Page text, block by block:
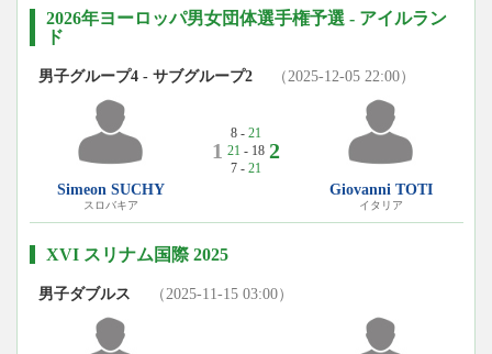
2026年ヨーロッパ男女団体選手権予選 - アイルラン
ド
男子グループ4 - サブグループ2 （2025-12-05 22:00）
Simeon SUCHY
スロバキア
1
8 - 21
21 - 18
7 - 21
2
Giovanni TOTI
イタリア
XVI スリナム国際 2025
男子ダブルス （2025-11-15 03:00）